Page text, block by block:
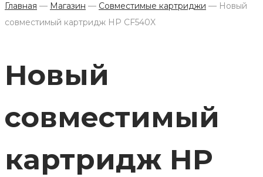
Главная — Магазин — Совместимые картриджи — Новый
совместимый картридж HP CF540X
Новый
совместимый
картридж HP